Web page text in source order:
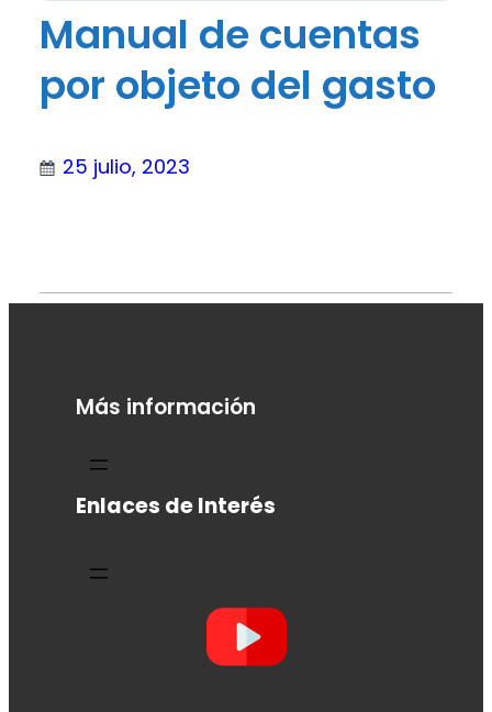
Manual de cuentas
por objeto del gasto
25 julio, 2023
Más información
Enlaces de Interés